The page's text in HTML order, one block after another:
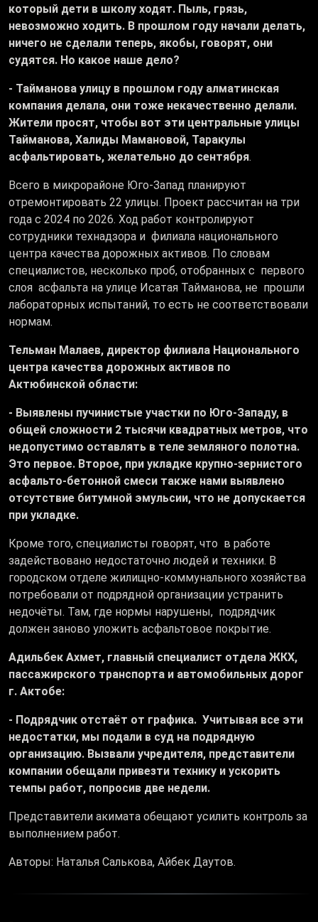
который дети в школу ходят. Пыль, грязь,
невозможно ходить. В прошлом году начали делать,
ничего не сделали теперь, якобы, говорят, они
судятся. Но какое наше дело?
- Тайманова улицу в прошлом году алматинская
компания делала, они тоже некачественно делали.
Жители просят, чтобы вот эти центральные улицы
Тайманова, Халиды Мамановой, Таракулы
асфальтировать, желательно до сентября.
Всего в микрорайоне Юго-Запад планируют
отремонтировать 22 улицы. Проект рассчитан на три
года с 2024 по 2026. Ход работ контролируют
сотрудники технадзора и филиала национального
центра качества дорожных активов. По словам
специалистов, несколько проб, отобранных с первого
слоя асфальта на улице Исатая Тайманова, не прошли
лабораторных испытаний, то есть не соответствовали
нормам.
Тельман Малаев, директор филиала Национального
центра качества дорожных активов по
Актюбинской области:
- Выявлены пучинистые участки по Юго-Западу, в
общей сложности 2 тысячи квадратных метров, что
недопустимо оставлять в теле земляного полотна.
Это первое. Второе, при укладке крупно-зернистого
асфальто-бетонной смеси также нами выявлено
отсутствие битумной эмульсии, что не допускается
при укладке.
Кроме того, специалисты говорят, что в работе
задействовано недостаточно людей и техники. В
городском отделе жилищно-коммунального хозяйства
потребовали от подрядной организации устранить
недочёты. Там, где нормы нарушены, подрядчик
должен заново уложить асфальтовое покрытие.
Адильбек Ахмет, главный специалист отдела ЖКХ,
пассажирского транспорта и автомобильных дорог
г. Актобе:
- Подрядчик отстаёт от графика. Учитывая все эти
недостатки, мы подали в суд на подрядную
организацию. Вызвали учредителя, представители
компании обещали привезти технику и ускорить
темпы работ, попросив две недели.
Представители акимата обещают усилить контроль за
выполнением работ.
Авторы: Наталья Салькова, Айбек Даутов.